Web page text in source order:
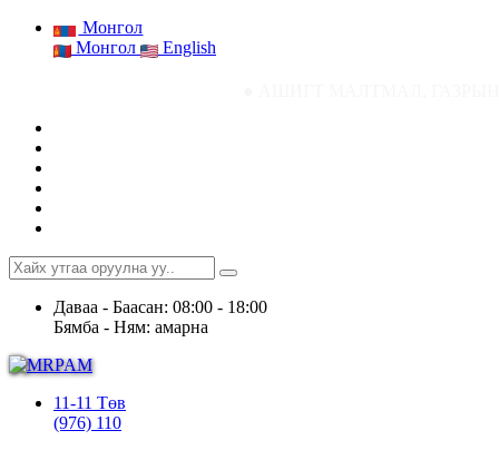
Монгол
Монгол
English
Даваа - Баасан: 08:00 - 18:00
Бямба - Ням: амарна
11-11 Төв
(976) 110